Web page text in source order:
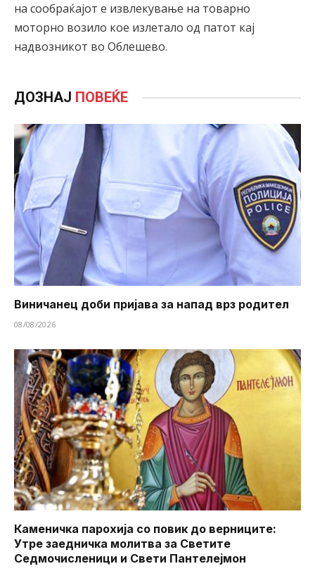
на сообраќајот е извлекување на товарно
моторно возило кое излетало од патот кај
надвозникот во Облешево.
ДОЗНАЈ ПОВЕЌЕ
Виничанец доби пријава за напад врз родител
08/08/2026
Каменичка парохија со повик до верниците:
Утре заедничка молитва за Светите
Седмочисленици и Свети Пантелејмон